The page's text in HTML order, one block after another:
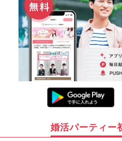
婚活パーティー